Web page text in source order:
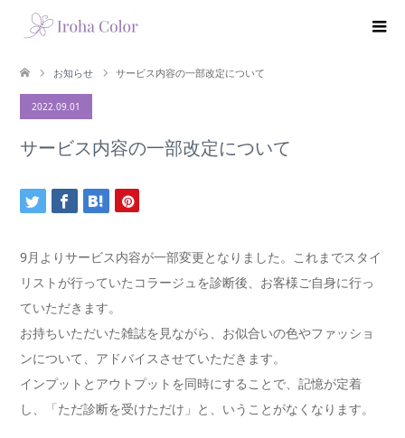
お知らせ サービス内容の一部改定について
2022.09.01
サービス内容の一部改定について
9月よりサービス内容が一部変更となりました。これまでスタイ
リストが行っていたコラージュを診断後、お客様ご自身に行っ
ていただきます。
お持ちいただいた雑誌を見ながら、お似合いの色やファッショ
ンについて、アドバイスさせていただきます。
インプットとアウトプットを同時にすることで、記憶が定着
し、「ただ診断を受けただけ」と、いうことがなくなります。